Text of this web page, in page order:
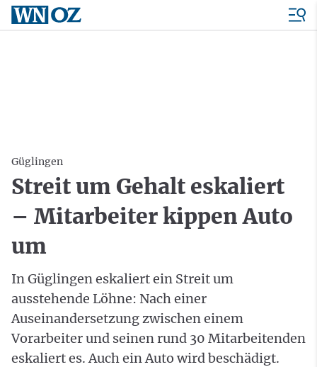
Güglingen
Streit um Gehalt eskaliert
– Mitarbeiter kippen Auto
um
In Güglingen eskaliert ein Streit um
ausstehende Löhne: Nach einer
Auseinandersetzung zwischen einem
Vorarbeiter und seinen rund 30 Mitarbeitenden
eskaliert es. Auch ein Auto wird beschädigt.